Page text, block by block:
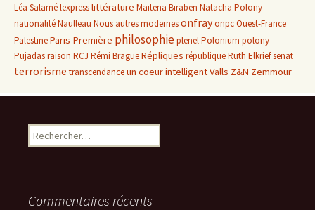
Léa Salamélexpresslittérature Maitena Biraben Natacha Polony
nationalitéNaulleau Nous autres modernesonfrayonpcOuest-France
PalestineParis-Première philosophieplenelPolonium polony
Pujadasraison RCJ Rémi BragueRépliques républiqueRuth Elkriefsenat
terrorisme transcendanceun coeur intelligentValls Z&N Zemmour
Rechercher :
Commentaires récents